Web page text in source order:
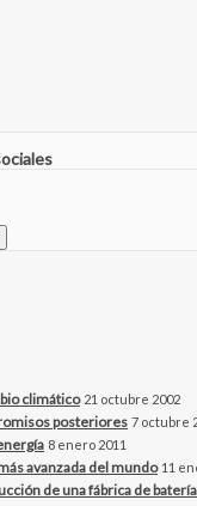
climático 21 octubre 2002
posteriores 7 octubre
8 enero 2011
avanzada del mundo 11